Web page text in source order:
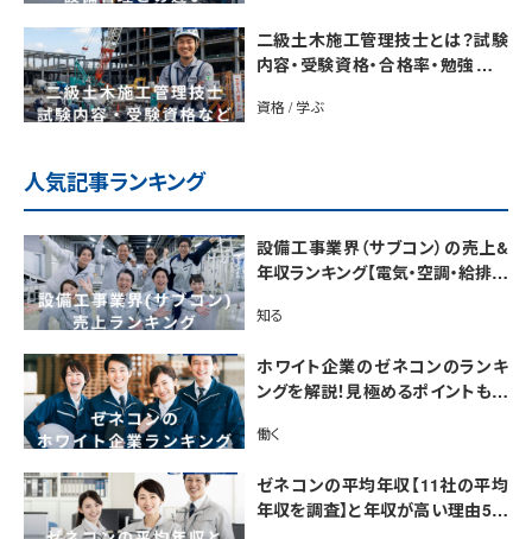
二級土木施工管理技士とは？試験
内容・受験資格・合格率・勉強法を
資格 / 学ぶ
人気記事ランキング
設備工事業界（サブコン）の売上&
年収ランキング【電気・空調・給排水
市場規模も解説
知る
ホワイト企業のゼネコンのランキ
ングを解説！見極めるポイントも紹
働く
ゼネコンの平均年収【11社の平均
年収を調査】と年収が高い理由5選